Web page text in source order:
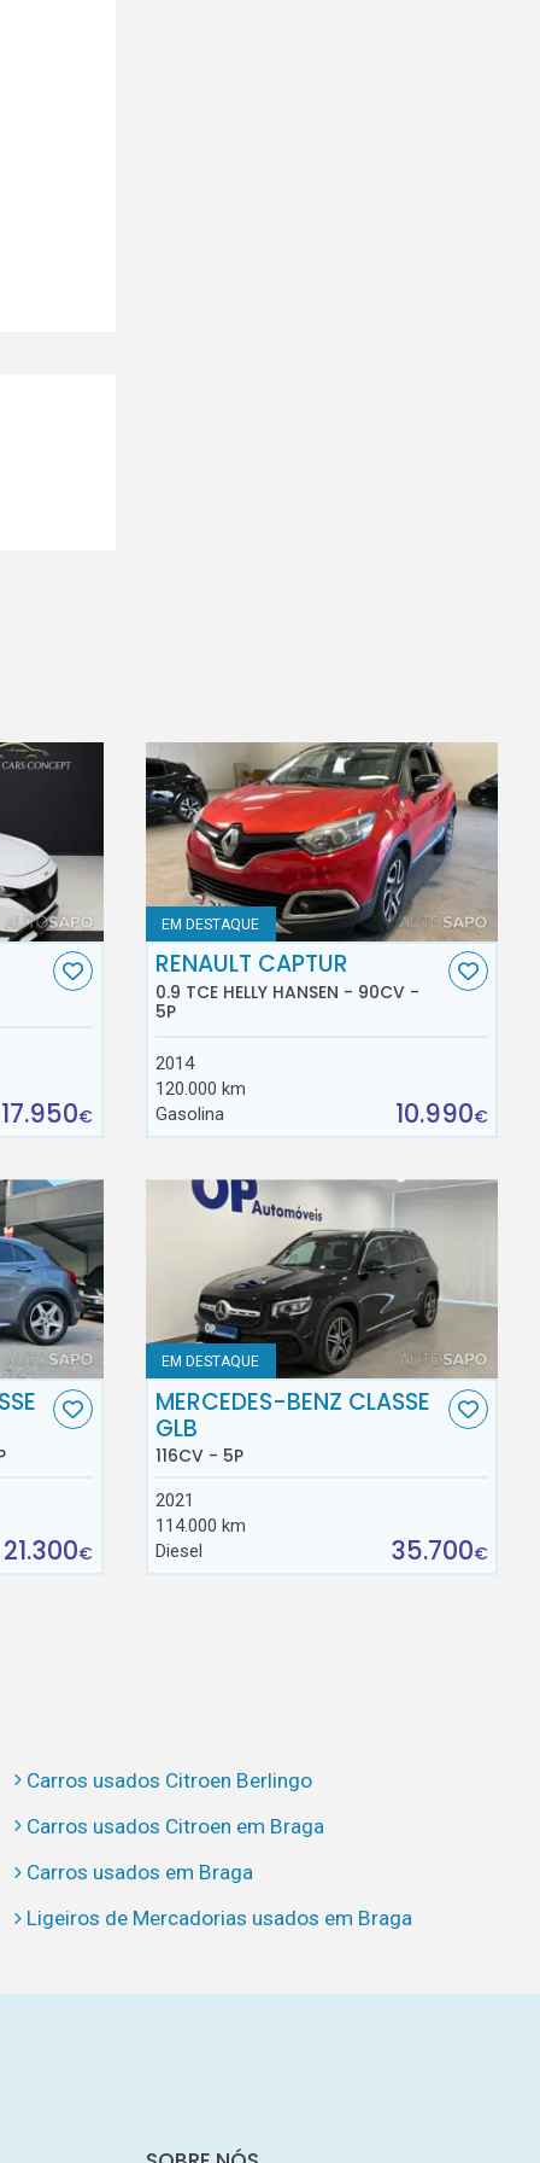
17.950€
EM DESTAQUE
RENAULT CAPTUR
0.9 TCE HELLY HANSEN - 90CV -
5P
2014
120.000 km
Gasolina
10.990€
21.300€
EM DESTAQUE
MERCEDES-BENZ CLASSE
GLB
116CV - 5P
2021
114.000 km
Diesel
35.700€
Carros usados Citroen Berlingo
Carros usados Citroen em Braga
Carros usados em Braga
Ligeiros de Mercadorias usados em Braga